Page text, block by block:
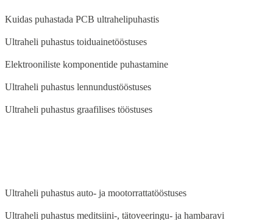
Kuidas puhastada PCB ultrahelipuhastis
Ultraheli puhastus toiduainetööstuses
Elektrooniliste komponentide puhastamine
Ultraheli puhastus lennundustööstuses
Ultraheli puhastus graafilises tööstuses
Ultraheli puhastus auto- ja mootorrattatööstuses
Ultraheli puhastus meditsiini-, tätoveeringu- ja hambaravi